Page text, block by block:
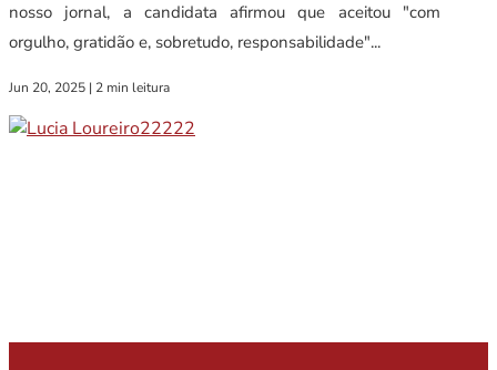
nosso jornal, a candidata afirmou que aceitou "com
orgulho, gratidão e, sobretudo, responsabilidade"...
Jun 20, 2025 | 2 min leitura